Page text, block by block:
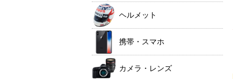
ヘルメット
携帯・スマホ
カメラ・レンズ